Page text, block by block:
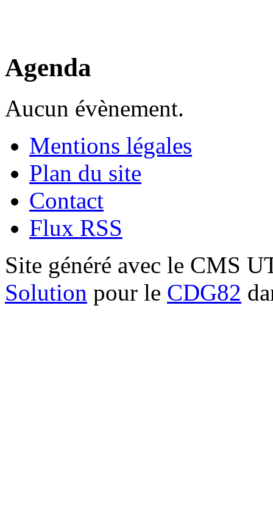
Agenda
Aucun évènement.
Mentions légales
Plan du site
Contact
Flux RSS
Site généré avec le CMS
Solution pour le CDG82